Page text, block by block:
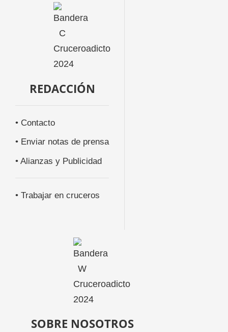
REDACCIÓN
• Contacto
• Enviar notas de prensa
• Alianzas y Publicidad
• Trabajar en cruceros
SOBRE NOSOTROS